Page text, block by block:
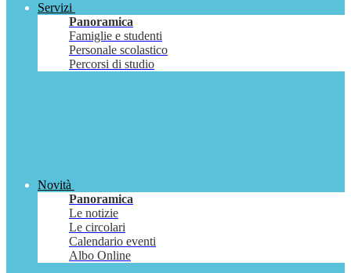
Servizi
Panoramica
Famiglie e studenti
Personale scolastico
Percorsi di studio
Novità
Panoramica
Le notizie
Le circolari
Calendario eventi
Albo Online